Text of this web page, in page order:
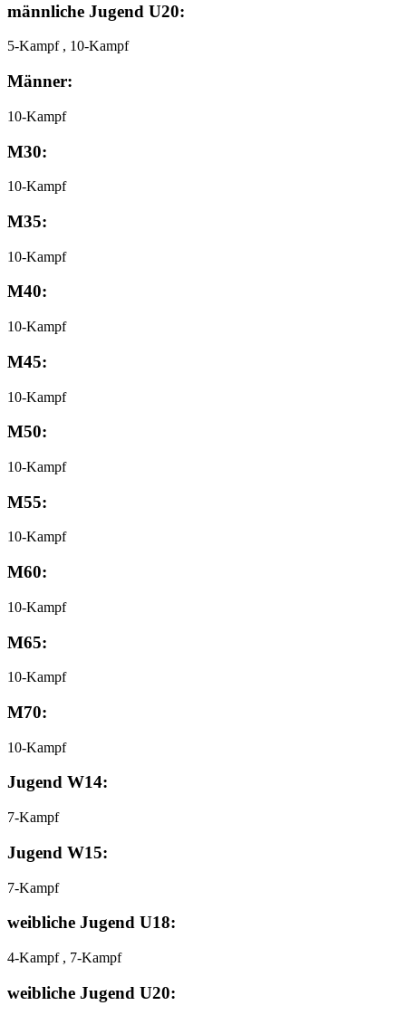
männliche Jugend U20:
5-Kampf , 10-Kampf
Männer:
10-Kampf
M30:
10-Kampf
M35:
10-Kampf
M40:
10-Kampf
M45:
10-Kampf
M50:
10-Kampf
M55:
10-Kampf
M60:
10-Kampf
M65:
10-Kampf
M70:
10-Kampf
Jugend W14:
7-Kampf
Jugend W15:
7-Kampf
weibliche Jugend U18:
4-Kampf , 7-Kampf
weibliche Jugend U20: